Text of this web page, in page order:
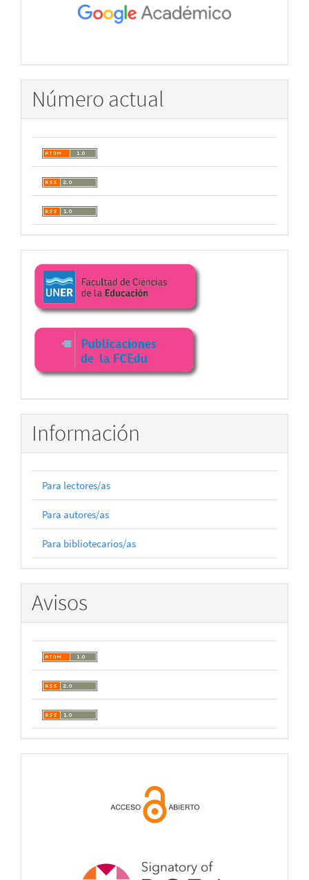
Número actual
Enlaces
facultad
Información
Para lectores/as
Para autores/as
Para bibliotecarios/as
Avisos